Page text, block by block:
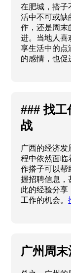
在肥城，搭子
活中不可或缺
作，还是周末
进。当地人喜
享生活中的点
的感情，也促
### 找工
战
广西的经济发
程中依然面临
作搭子可以帮
握招聘信息，
此的经验分享
工作的机会。
广州周